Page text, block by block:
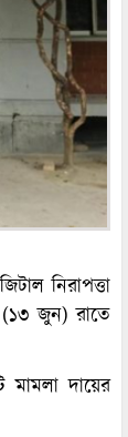
নিরাপত্তা
(১৩ জুন) রাতে
দায়ের